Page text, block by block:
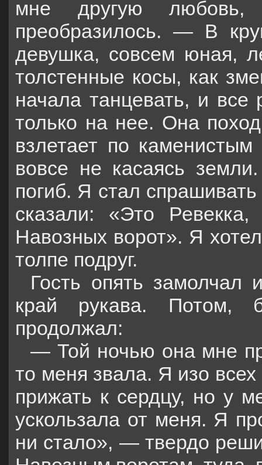
мне другую
преобразилось. — В
девушка, совсем юная,
толстенные косы, как
начала танцевать, и все
только на нее. Она
взлетает по
вовсе не касаясь
погиб. Я стал
сказали: «Это
Навозных ворот». Я
толпе подруг.
Гость опять замолчал
край рукава. Потом,
продолжал:
— Той ночью она мне
то меня звала. Я изо всех
прижать к сердцу, но у
ускользала от меня. Я
ни стало», — твердо